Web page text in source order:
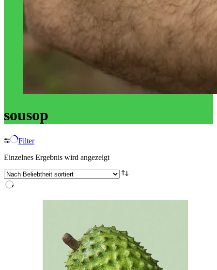
sousop
Filter
Einzelnes Ergebnis wird angezeigt